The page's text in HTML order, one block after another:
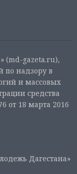
(md-gazeta.ru),
по надзору в
и массовых
средства
от 18 марта 2016
Дагестана»